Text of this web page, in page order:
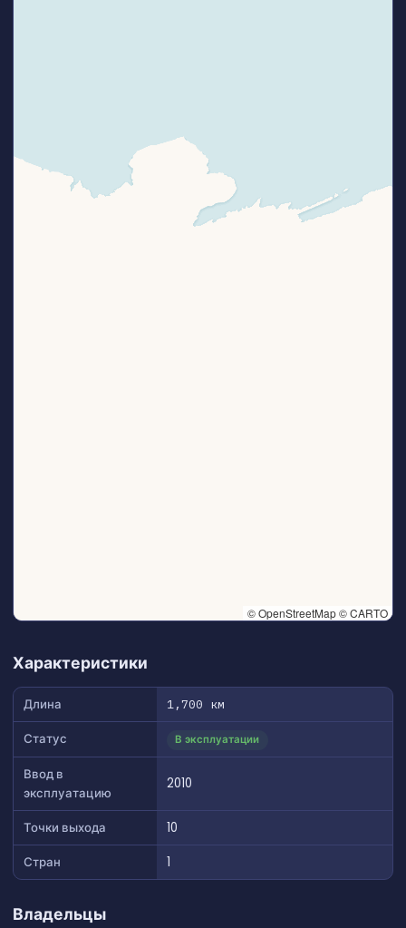
© OpenStreetMap © CARTO
Характеристики
Длина 1,700 км
Статус В эксплуатации
Ввод в
эксплуатацию
2010
Точки выхода
10
Стран
1
Владельцы